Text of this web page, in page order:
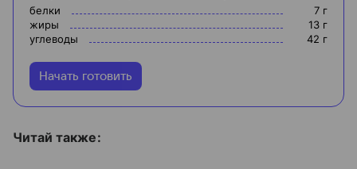
белки 7 г
жиры
13 г
углеводы
42 г
Начать готовить
Читай также: